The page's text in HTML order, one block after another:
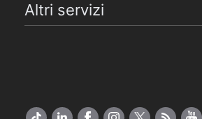
Altri servizi